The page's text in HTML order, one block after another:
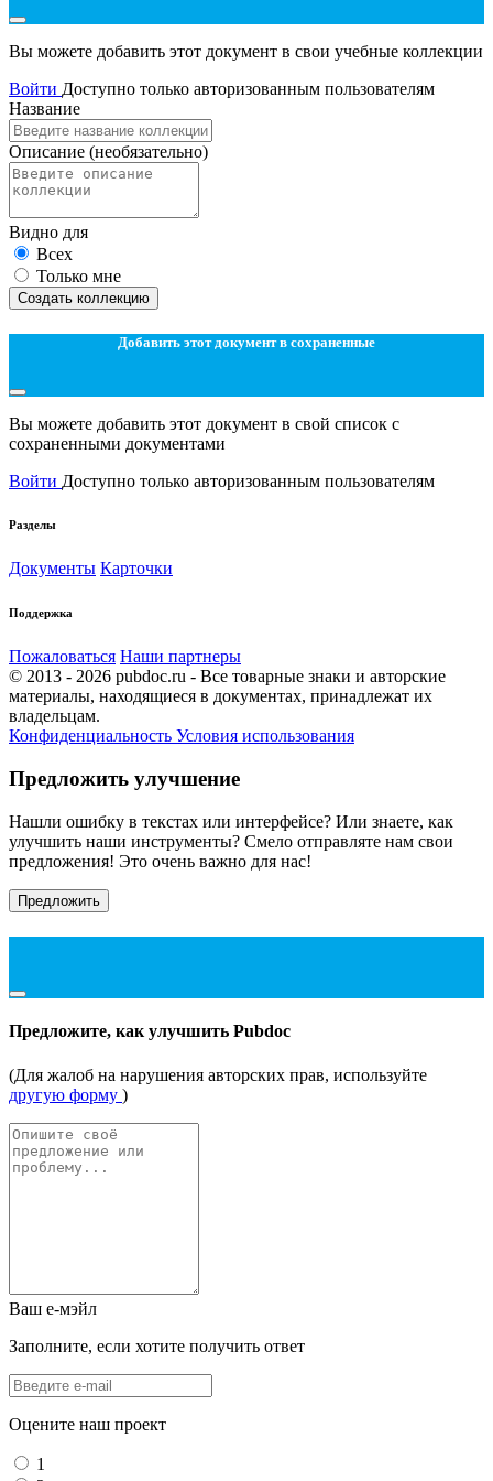
Вы можете добавить этот документ в свои учебные коллекции
Войти Доступно только авторизованным пользователям
Название
Описание (необязательно)
Видно для
Всех
Только мне
Создать коллекцию
Добавить этот документ в сохраненные
Вы можете добавить этот документ в свой список с
сохраненными документами
Войти Доступно только авторизованным пользователям
Разделы
Документы Карточки
Поддержка
Пожаловаться Наши партнеры
© 2013 - 2026 pubdoc.ru - Все товарные знаки и авторские
материалы, находящиеся в документах, принадлежат их
владельцам.
Конфиденциальность Условия использования
Предложить улучшение
Нашли ошибку в текстах или интерфейсе? Или знаете, как
улучшить наши инструменты? Смело отправляте нам свои
предложения! Это очень важно для нас!
Предложить
Предложите, как улучшить Pubdoc
(Для жалоб на нарушения авторских прав, используйте
другую форму )
Ваш е-мэйл
Заполните, если хотите получить ответ
Оцените наш проект
1